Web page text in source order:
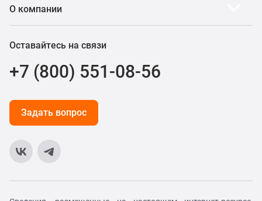
О компании
Оставайтесь на связи
+7 (800) 551-08-56
Задать вопрос